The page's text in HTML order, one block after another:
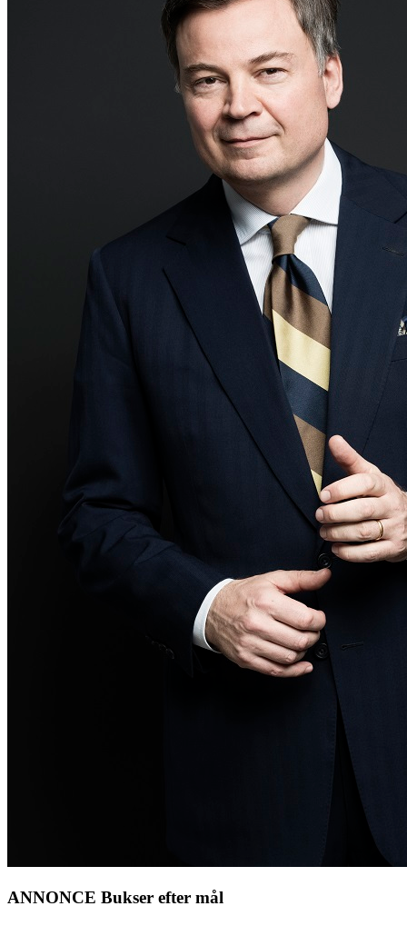
ANNONCE Bukser efter mål